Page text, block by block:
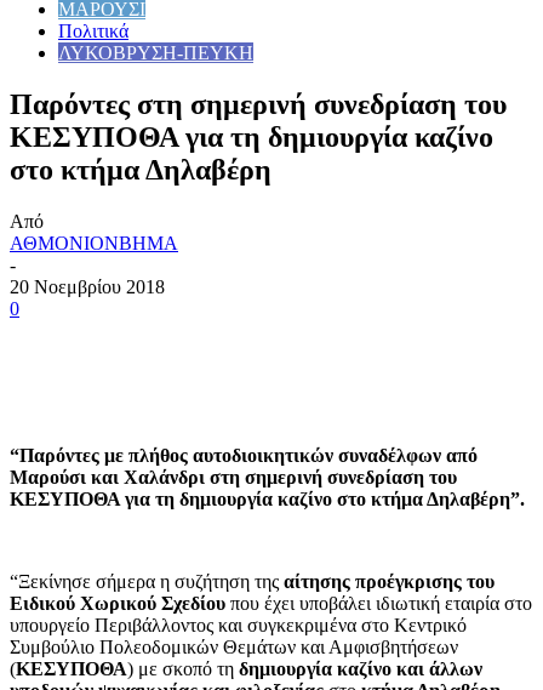
ΜΑΡΟΥΣΙ
Πολιτικά
ΛΥΚΟΒΡΥΣΗ-ΠΕΥΚΗ
Παρόντες στη σημερινή συνεδρίαση του
ΚΕΣΥΠΟΘΑ για τη δημιουργία καζίνο
στο κτήμα Δηλαβέρη
Από
ΑΘΜΟΝΙΟΝΒΗΜΑ
-
20 Νοεμβρίου 2018
0
“Παρόντες με πλήθος αυτοδιοικητικών συναδέλφων από
Μαρούσι και Χαλάνδρι στη σημερινή συνεδρίαση του
ΚΕΣΥΠΟΘΑ για τη δημιουργία καζίνο στο κτήμα Δηλαβέρη”.
“Ξεκίνησε σήμερα η συζήτηση της αίτησης προέγκρισης του
Ειδικού Χωρικού Σχεδίου που έχει υποβάλει ιδιωτική εταιρία στο
υπουργείο Περιβάλλοντος και συγκεκριμένα στο Κεντρικό
Συμβούλιο Πολεοδομικών Θεμάτων και Αμφισβητήσεων
(ΚΕΣΥΠΟΘΑ) με σκοπό τη δημιουργία καζίνο και άλλων